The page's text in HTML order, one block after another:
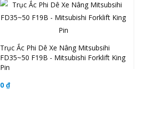
Trục Ắc Phi Dê Xe Nâng Mitsubsihi
FD35~50 F19B - Mitsubishi Forklift King
Pin
0 ₫